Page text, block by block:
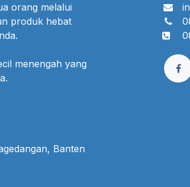
orang melalui
produk hebat
menengah yang
Banten